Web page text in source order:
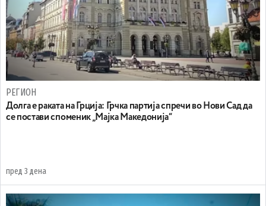
РЕГИОН
Долга е раката на Грција: Грчка партија спречи во Нови Сад да
се постави споменик „Мајка Македонија“
пред 3 дена